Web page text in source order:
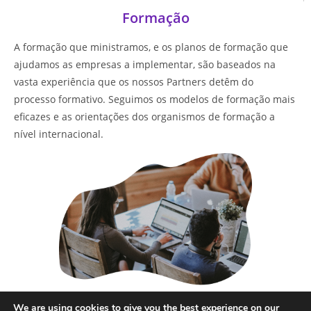
Formação
A formação que ministramos, e os planos de formação que
ajudamos as empresas a implementar, são baseados na
vasta experiência que os nossos Partners detêm do
processo formativo. Seguimos os modelos de formação mais
eficazes e as orientações dos organismos de formação a
nível internacional.
Saber mais
We are using cookies to give you the best experience on our